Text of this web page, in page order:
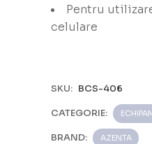
Pentru
celulare
SKU: BCS-406
CATEGORIE:
BRAND: AZENTA